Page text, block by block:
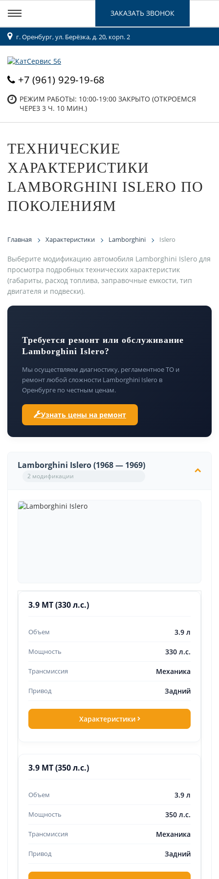
г. Оренбург, ул. Берёзка, д. 20, корп. 2
+7 (961) 929-19-68
РЕЖИМ РАБОТЫ: 10:00-19:00 ЗАКРЫТО (ОТКРОЕМСЯ
ЧЕРЕЗ 3 Ч. 10 МИН.)
ЗАКАЗАТЬ ЗВОНОК
ТЕХНИЧЕСКИЕ
ХАРАКТЕРИСТИКИ
LAMBORGHINI ISLERO ПО
ПОКОЛЕНИЯМ
Главная Характеристики Lamborghini Islero
Выберите модификацию автомобиля Lamborghini Islero для
просмотра подробных технических характеристик
(габариты, расход топлива, заправочные емкости, тип
двигателя и подвески).
Требуется ремонт или обслуживание
Lamborghini Islero?
Мы осуществляем диагностику, регламентное ТО и
ремонт любой сложности Lamborghini Islero в
Оренбурге по честным ценам.
Узнать цены на ремонт
Lamborghini Islero (1968 — 1969)
2 модификации
3.9 MT (330 л.с.)
3.9 л
330 л.с.
Механика
Задний
Характеристики
3.9 MT (350 л.с.)
3.9 л
350 л.с.
Механика
Задний